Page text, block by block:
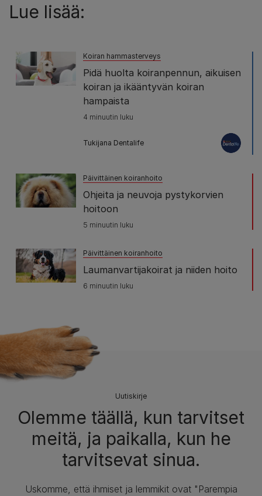
Lue lisää:
Koiran hammasterveys
Pidä huolta koiranpennun, aikuisen
koiran ja ikääntyvän koiran
hampaista
4 minuutin luku
Tukijana Dentalife
Päivittäinen koiranhoito
Ohjeita ja neuvoja pystykorvien
hoitoon
5 minuutin luku
Päivittäinen koiranhoito
Laumanvartijakoirat ja niiden hoito
6 minuutin luku
Uutiskirje
Olemme täällä, kun tarvitset
meitä, ja paikalla, kun he
tarvitsevat sinua.
Uskomme, että ihmiset ja lemmikit ovat "Parempia